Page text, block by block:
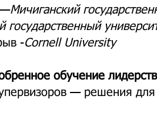
—Мичиганский
государственный
-Cornell University
обучение
— решения для